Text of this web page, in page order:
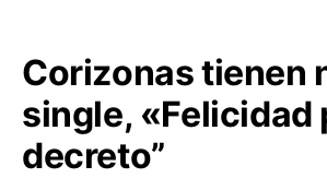
Corizonas tienen
single, «Felicidad
decreto”